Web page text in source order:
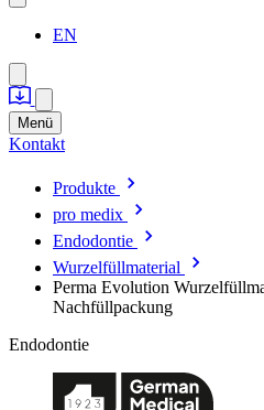
EN
Menü
Kontakt
Produkte
pro medix
Endodontie
Wurzelfüllmaterial
Perma Evolution
Nachfüllpackung
Endodontie